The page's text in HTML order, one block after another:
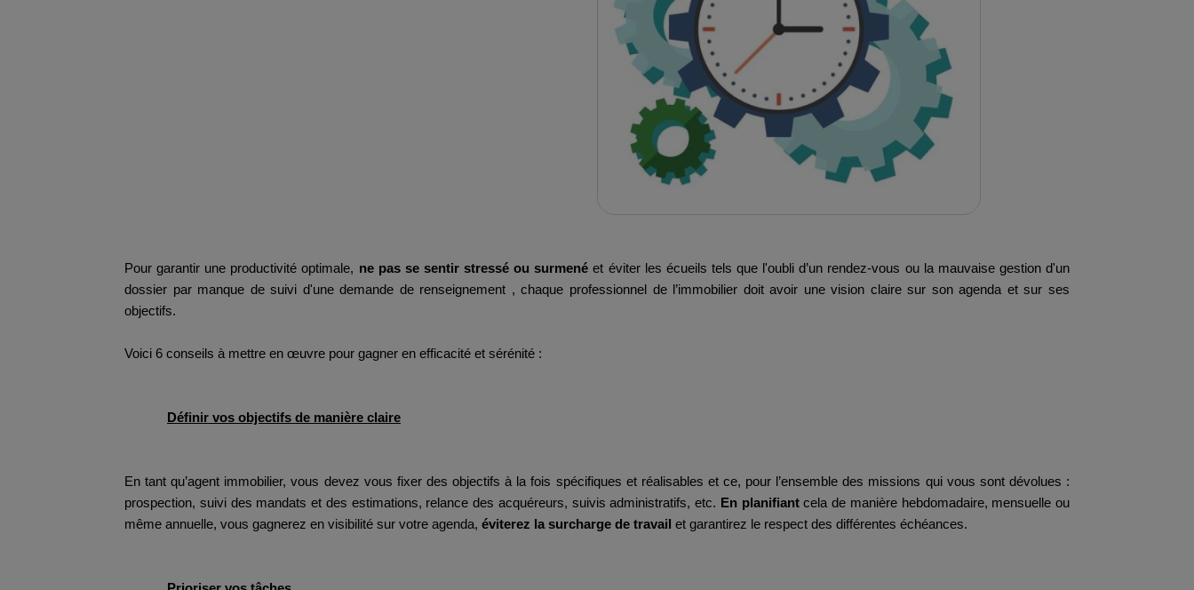
Pour garantir une productivité optimale, ne pas se sentir stressé ou surmené et éviter les écueils tels que l'oubli d’un rendez-vous ou la mauvaise gestion d'un
dossier par manque de suivi d'une demande de renseignement , chaque professionnel de l’immobilier doit avoir une vision claire sur son agenda et sur ses
objectifs.
Voici 6 conseils à mettre en œuvre pour gagner en efficacité et sérénité :
Définir vos objectifs de manière claire
En tant qu’agent immobilier, vous devez vous fixer des objectifs à la fois spécifiques et réalisables et ce, pour l’ensemble des missions qui vous sont dévolues :
prospection, suivi des mandats et des estimations, relance des acquéreurs, suivis administratifs, etc. En planifiantcela de manière hebdomadaire, mensuelle ou
même annuelle, vous gagnerez en visibilité sur votre agenda, éviterez la surcharge de travail et garantirez le respect des différentes échéances.